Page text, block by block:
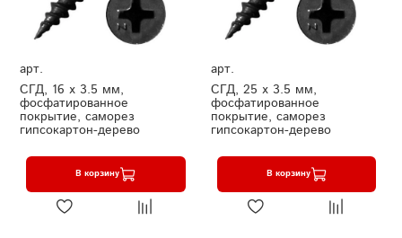
арт.
СГД, 16 х 3.5 мм,
фосфатированное
покрытие, саморез
гипсокартон-дерево
В корзину
арт.
СГД, 25 х 3.5 мм,
фосфатированное
покрытие, саморез
гипсокартон-дерево
В корзину